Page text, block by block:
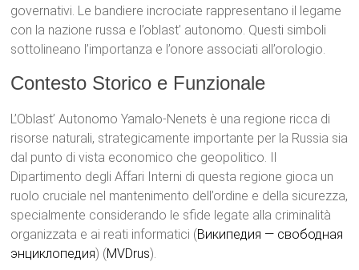
governativi. Le bandiere incrociate rappresentano il legame
con la nazione russa e l’oblast’ autonomo. Questi simboli
sottolineano l’importanza e l’onore associati all’orologio.
Contesto Storico e Funzionale
L’Oblast’ Autonomo Yamalo-Nenets è una regione ricca di
risorse naturali, strategicamente importante per la Russia sia
dal punto di vista economico che geopolitico. Il
Dipartimento degli Affari Interni di questa regione gioca un
ruolo cruciale nel mantenimento dell’ordine e della sicurezza,
specialmente considerando le sfide legate alla criminalità
organizzata e ai reati informatici​ (Википедия — свободная
энциклопедия)​​ (MVDrus)​.